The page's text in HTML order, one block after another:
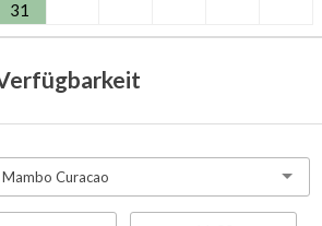
31
Curacao